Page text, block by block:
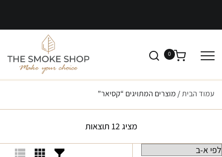
0
עמוד הבית/ מוצרים המתויגים “קסיאר”
מציג 12 תוצאות